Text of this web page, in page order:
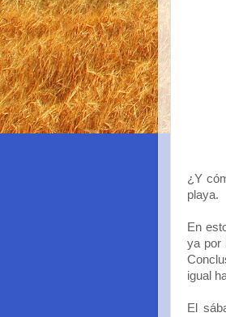
¿Y
playa.
En
ya por
igual
El